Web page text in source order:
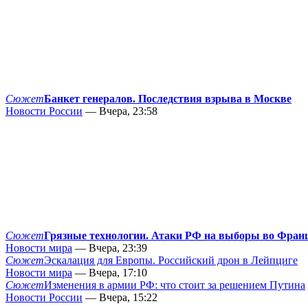
СюжетБанкет генералов. Последствия взрыва в Москве
Новости России — Вчера, 23:58
СюжетГрязные технологии. Атаки РФ на выборы во
Новости мира — Вчера, 23:39
СюжетЭскалация для Европы. Российский дрон в Лейпциге
Новости мира — Вчера, 17:10
СюжетИзменения в армии РФ: что стоит за решением Путина
Новости России — Вчера, 15:22